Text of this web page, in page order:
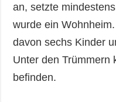
an, setzte
wurde ein
davon sechs Kinder
Unter den Trümmern
befinden.